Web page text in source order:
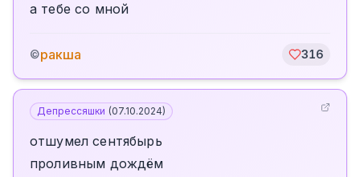
а тебе со мной
©ракша 316
Депрессяшки (07.10.2024)
отшумел сентябырь
проливным дождём